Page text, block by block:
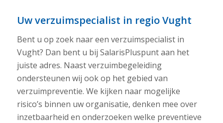
Uw verzuimspecialist in regio Vught
Bent u op zoek naar een verzuimspecialist in
Vught? Dan bent u bij SalarisPluspunt aan het
juiste adres. Naast verzuimbegeleiding
ondersteunen wij ook op het gebied van
verzuimpreventie. We kijken naar mogelijke
risico’s binnen uw organisatie, denken mee over
inzetbaarheid en onderzoeken welke preventieve